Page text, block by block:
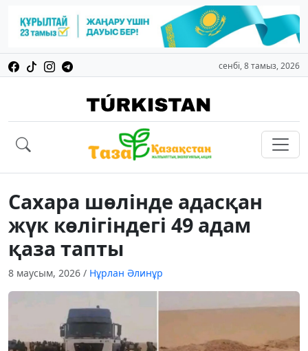
сенбі, 8 тамыз, 2026
Сахара шөлінде адасқан
жүк көлігіндегі 49 адам
қаза тапты
8 маусым, 2026 / Нұрлан Әлинұр